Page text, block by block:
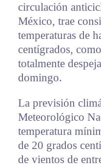
circulación
México, trae
temperaturas de
centígrados,
totalmente
domingo.
La previsión
Meteorológico
temperatura
de 20 grados
de vientos de